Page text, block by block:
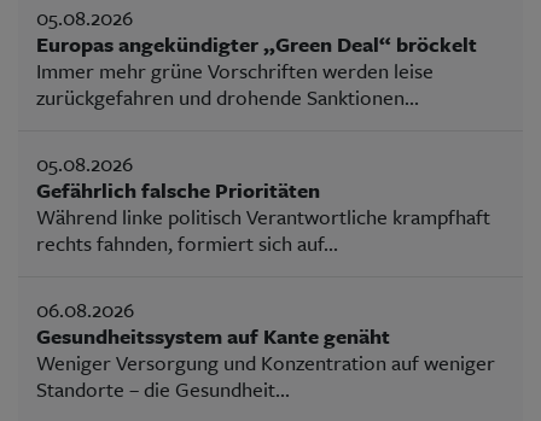
05.08.2026
Europas angekündigter „Green Deal“ bröckelt
Immer mehr grüne Vorschriften werden leise
zurückgefahren und drohende Sanktionen...
05.08.2026
Gefährlich falsche Prioritäten
Während linke politisch Verantwortliche krampfhaft
rechts fahnden, formiert sich auf...
06.08.2026
Gesundheitssystem auf Kante genäht
Weniger Versorgung und Konzentration auf weniger
Standorte – die Gesundheit...